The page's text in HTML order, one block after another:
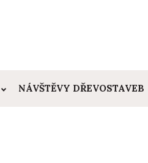
NÁVŠTĚVY DŘEVOSTAVEB